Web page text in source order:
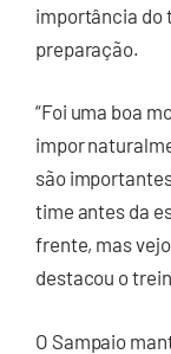
importância do
preparação.
“Foi uma boa
impor
são
time antes da
frente, mas
destacou o
O Sampaio